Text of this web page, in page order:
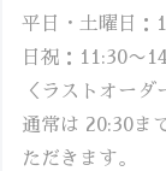
平日・土曜日：
日祝：11:30〜
＜ラストオーダ
通常は 20:30ま
ただきます。